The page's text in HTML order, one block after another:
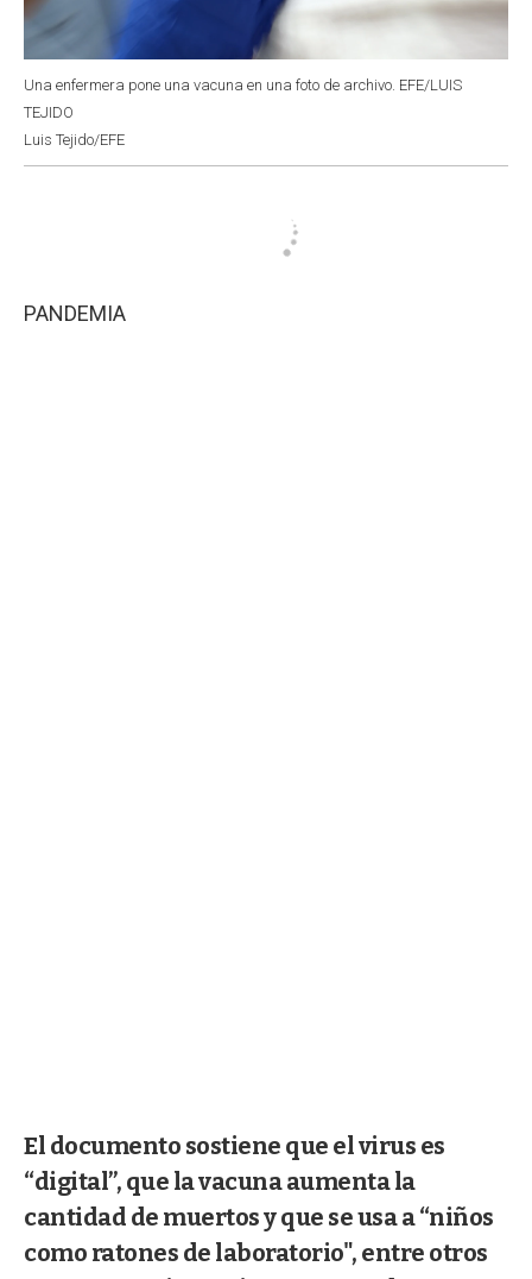
Una enfermera pone una vacuna en una foto de archivo. EFE/LUIS
TEJIDO
Luis Tejido/EFE
PANDEMIA
El documento sostiene que el virus es
“digital”, que la vacuna aumenta la
cantidad de muertos y que se usa a “niños
como ratones de laboratorio", entre otros